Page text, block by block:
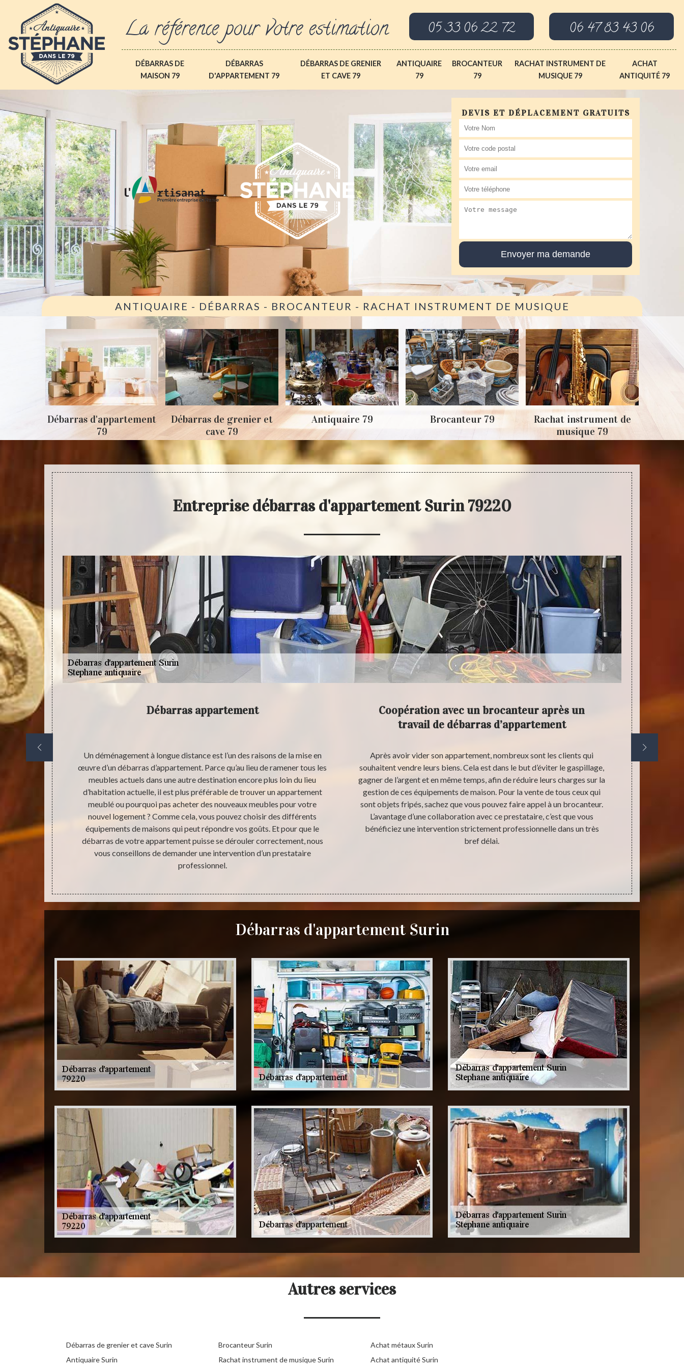
La référence pour votre estimation 05 33 06 22 72 06 47 83 43 06
DÉBARRAS DE
MAISON 79
DÉBARRAS
D'APPARTEMENT 79
DÉBARRAS DE GRENIER
ET CAVE 79
ANTIQUAIRE
79
BROCANTEUR
79
RACHAT INSTRUMENT DE
MUSIQUE 79
ACHAT
ANTIQUITÉ 79
DEVIS ET DÉPLACEMENT GRATUITS
ANTIQUAIRE - DÉBARRAS - BROCANTEUR - RACHAT INSTRUMENT DE MUSIQUE
Débarras d'appartement
79
Débarras de grenier et
cave 79
Antiquaire 79 Brocanteur 79
Rachat instrument de
musique 79
Entreprise débarras d'appartement Surin 79220
pour
Débarras appartement
Un déménagement à longue distance est l’un des raisons de la mise en
œuvre d’un débarras d’appartement. Parce qu’au lieu de ramener tous les
meubles actuels dans une autre destination encore plus loin du lieu
d’habitation actuelle, il est plus préférable de trouver un appartement
meublé ou pourquoi pas acheter des nouveaux meubles pour votre
nouvel logement ? Comme cela, vous pouvez choisir des différents
équipements de maisons qui peut répondre vos goûts. Et pour que le
débarras de votre appartement puisse se dérouler correctement, nous
vous conseillons de demander une intervention d’un prestataire
professionnel.
Coopération avec un brocanteur après un
travail de débarras d’appartement
Après avoir vider son appartement, nombreux sont les clients qui
souhaitent vendre leurs biens. Cela est dans le but d’éviter le gaspillage,
gagner de l’argent et en même temps, afin de réduire leurs charges sur la
gestion de ces équipements de maison. Pour la vente de tous ceux qui
sont objets fripés, sachez que vous pouvez faire appel à un brocanteur.
L’avantage d’une collaboration avec ce prestataire, c’est que vous
bénéficiez une intervention strictement professionnelle dans un très
bref délai.
Débarras d'appartement Surin
Autres services
Débarras de grenier et cave Surin
Antiquaire Surin
Brocanteur Surin
Rachat instrument de musique Surin
Achat métaux Surin
Achat antiquité Surin